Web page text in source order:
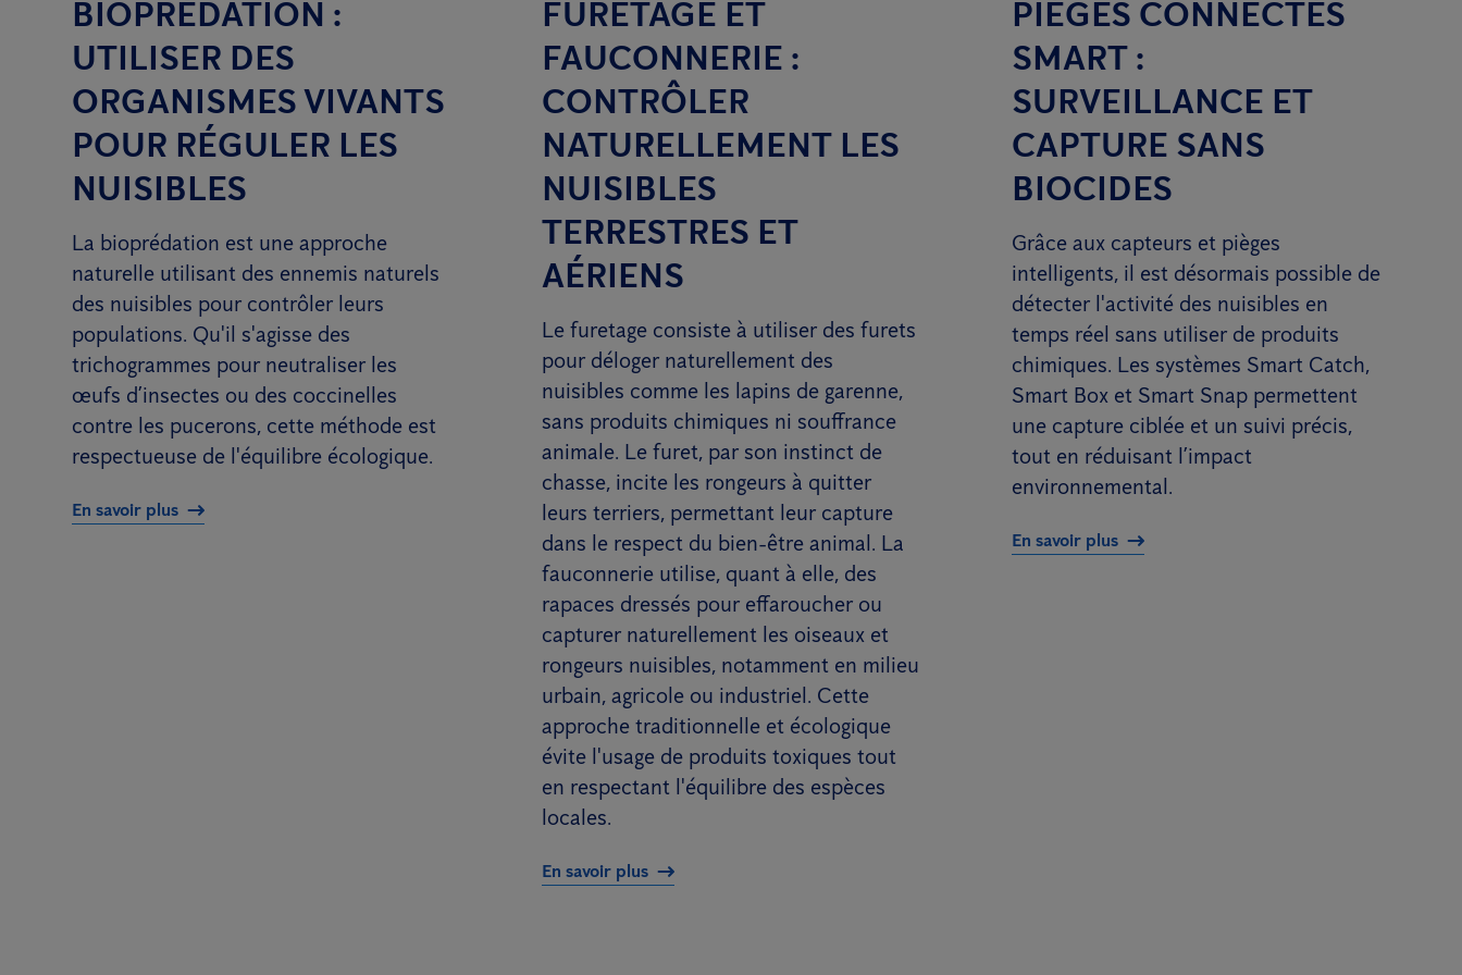
BIOPRÉDATION :
UTILISER DES
ORGANISMES VIVANTS
POUR RÉGULER LES
NUISIBLES
La bioprédation est une approche
naturelle utilisant des ennemis naturels
des nuisibles pour contrôler leurs
populations. Qu'il s'agisse des
trichogrammes pour neutraliser les
œufs d’insectes ou des coccinelles
contre les pucerons, cette méthode est
respectueuse de l'équilibre écologique.
En savoir plus
FURETAGE ET
FAUCONNERIE :
CONTRÔLER
NATURELLEMENT LES
NUISIBLES
TERRESTRES ET
AÉRIENS
Le furetage consiste à utiliser des furets
pour déloger naturellement des
nuisibles comme les lapins de garenne,
sans produits chimiques ni souffrance
animale. Le furet, par son instinct de
chasse, incite les rongeurs à quitter
leurs terriers, permettant leur capture
dans le respect du bien-être animal. La
fauconnerie utilise, quant à elle, des
rapaces dressés pour effaroucher ou
capturer naturellement les oiseaux et
rongeurs nuisibles, notamment en milieu
urbain, agricole ou industriel. Cette
approche traditionnelle et écologique
évite l'usage de produits toxiques tout
en respectant l'équilibre des espèces
locales.
En savoir plus
PIÈGES CONNECTÉS
SMART :
SURVEILLANCE ET
CAPTURE SANS
BIOCIDES
Grâce aux capteurs et pièges
intelligents, il est désormais possible de
détecter l'activité des nuisibles en
temps réel sans utiliser de produits
chimiques. Les systèmes Smart Catch,
Smart Box et Smart Snap permettent
une capture ciblée et un suivi précis,
tout en réduisant l’impact
environnemental.
En savoir plus